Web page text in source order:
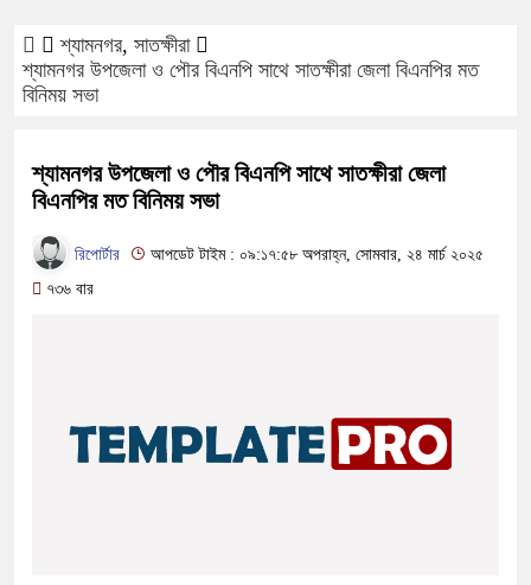
শ্যামনগর, সাতক্ষীরা
শ্যামনগর উপজেলা ও পৌর বিএনপি সাথে সাতক্ষীরা জেলা বিএনপির মত
বিনিময় সভা
শ্যামনগর উপজেলা ও পৌর বিএনপি সাথে সাতক্ষীরা জেলা
বিএনপির মত বিনিময় সভা
রিপোর্টার
আপডেট টাইম : ০৯:১৭:৫৮ অপরাহ্ন, সোমবার, ২৪ মার্চ ২০২৫
৭৩৬ বার